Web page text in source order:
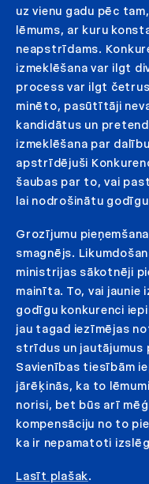
uz vienu gadu pēc
lēmums, ar kuru
neapstrīdams.
izmeklēšana var ilgt
process var ilgt
minēto, pasūtītāji
kandidātus un
izmeklēšana par
apstrīdējuši
šaubas par to, vai
lai nodrošinātu
Grozījumu
smagnējs.
ministrijas sākotnēji
mainīta. To, vai jaunie
godīgu konkurenci
jau tagad iezīmējas
strīdus un
Savienības tiesībām
jārēķinās, ka to
norisi, bet būs arī
kompensāciju no to
ka ir nepamatoti
Lasīt plašak.